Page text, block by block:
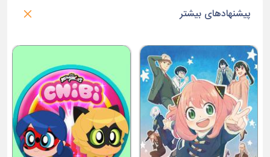
پیشنهادهای بیشتر